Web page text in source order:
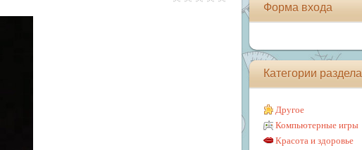
Форма входа
Категории раздела
Другое
Компьютерные игры
Красота и здоровье